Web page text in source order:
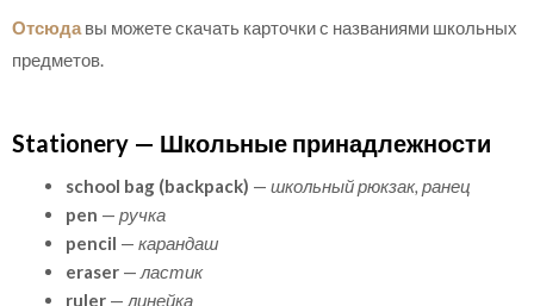
Отсюда вы можете скачать карточки с названиями школьных
предметов.
Stationery — Школьные принадлежности
school bag (backpack) — школьный рюкзак, ранец
pen — ручка
pencil — карандаш
eraser — ластик
ruler — линейка